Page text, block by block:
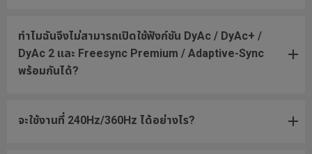
ทำไมฉันจึงไม่สามารถเปิดใช้ฟังก์ชัน DyAc / DyAc+ /
DyAc 2 และ Freesync Premium / Adaptive-Sync
พร้อมกันได้?
จะใช้งานที่ 240Hz/360Hz ได้อย่างไร?